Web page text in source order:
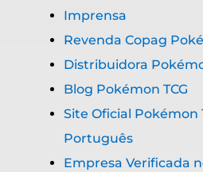
Imprensa
Revenda Copag
Distribuidora
Blog Pokémon TCG
Site Oficial Pokémon
Português
Empresa Verificada